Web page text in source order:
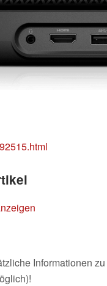
Informationen